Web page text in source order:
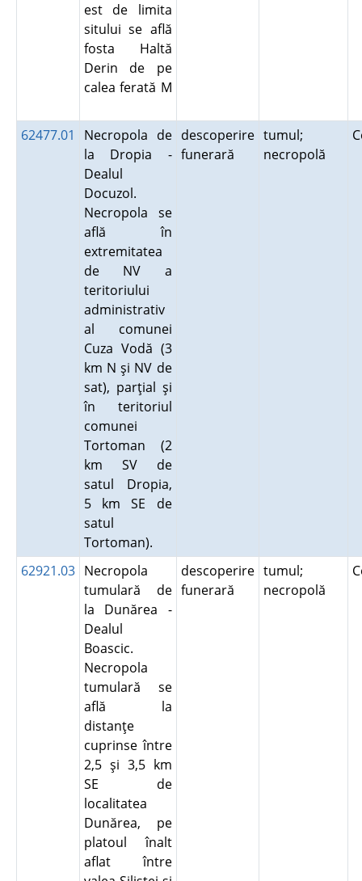
est de limita
sitului se află
fosta Haltă
Derin de pe
calea ferată M
62477.01
Necropola de
la Dropia -
Dealul
Docuzol.
Necropola se
află în
extremitatea
de NV a
teritoriului
administrativ
al comunei
Cuza Vodă (3
km N şi NV de
sat), parţial şi
în teritoriul
comunei
Tortoman (2
km SV de
satul Dropia,
5 km SE de
satul
Tortoman).
descoperire
funerară
tumul;
necropolă
62921.03 Necropola
tumulară de
la Dunărea -
Dealul
Boascic.
Necropola
tumulară se
află la
distanţe
cuprinse între
2,5 şi 3,5 km
SE de
localitatea
Dunărea, pe
platoul înalt
aflat între
descoperire
funerară
tumul;
necropolă